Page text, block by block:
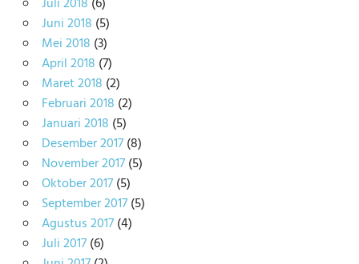
Juni 2018 (5)
Mei 2018 (3)
April 2018 (7)
Maret 2018 (2)
Februari 2018 (2)
Januari 2018 (5)
Desember 2017(8)
November 2017(5)
Oktober 2017(5)
September 2017(5)
Agustus 2017(4)
Juli 2017(6)